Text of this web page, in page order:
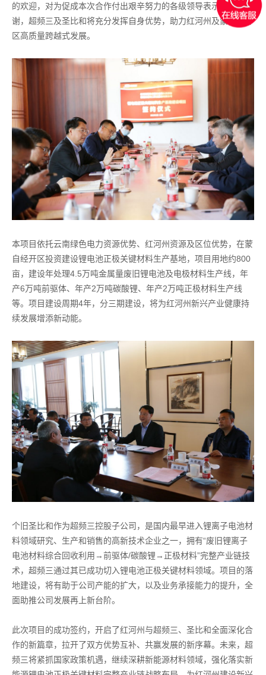
的欢迎，对为促成本次合作付出艰辛努力的各级领导表示衷心的感
谢，超频三及圣比和将充分发挥自身优势，助力红河州及蒙自经开
区高质量跨越式发展。
本项目依托云南绿色电力资源优势、红河州资源及区位优势，在蒙
自经开区投资建设锂电池正极关键材料生产基地，项目用地约800
亩，建设年处理4.5万吨金属量废旧锂电池及电极材料生产线，年
产6万吨前驱体、年产2万吨碳酸锂、年产2万吨正极材料生产线
等。项目建设周期4年，分三期建设，将为红河州新兴产业健康持
续发展增添新动能。
个旧圣比和作为超频三控股子公司，是国内最早进入锂离子电池材
料领域研究、生产和销售的高新技术企业之一，拥有“废旧锂离子
电池材料综合回收利用→前驱体/碳酸锂→正极材料”完整产业链技
术，超频三通过其已成功切入锂电池正极关键材料领域。项目的落
地建设，将有助于公司产能的扩大，以及业务承接能力的提升，全
面助推公司发展再上新台阶。
此次项目的成功签约，开启了红河州与超频三、圣比和全面深化合
作的新篇章，拉开了双方优势互补、共赢发展的新序幕。未来，超
频三将紧抓国家政策机遇，继续深耕新能源材料领域，强化落实新